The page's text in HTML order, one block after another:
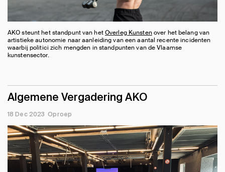
AKO steunt het standpunt van hetOverleg Kunstenover het belang van
artistieke autonomie naar aanleiding van een aantal recente incidenten
waarbij politici zich mengden in standpunten van de Vlaamse
kunstensector.
Algemene Vergadering AKO
18 Dec 2023 Oproep